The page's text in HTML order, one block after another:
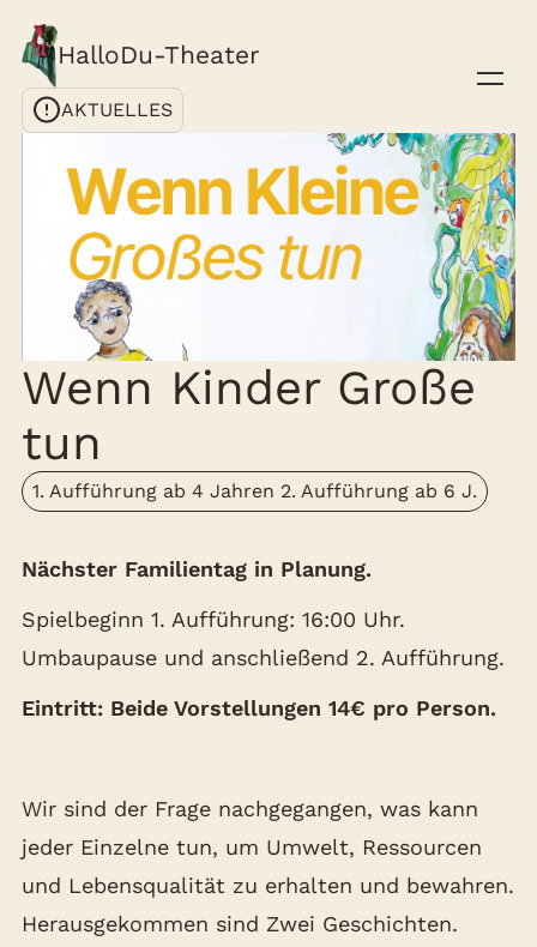
HalloDu-Theater
AKTUELLES
Wenn Kinder Große
tun
1. Aufführung ab 4 Jahren 2. Aufführung ab 6 J.
Nächster Familientag in Planung.
Spielbeginn 1. Aufführung: 16:00 Uhr.
Umbaupause und anschließend 2. Aufführung.
Eintritt: Beide Vorstellungen 14€ pro Person.
Wir sind der Frage nachgegangen, was kann
jeder Einzelne tun, um Umwelt, Ressourcen
und Lebensqualität zu erhalten und bewahren.
Herausgekommen sind Zwei Geschichten.